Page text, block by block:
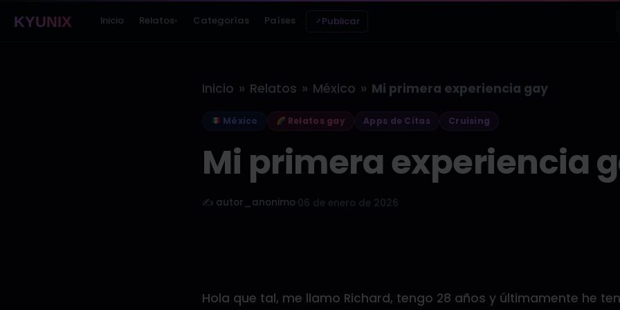
KYUNIX Inicio Relatos▾ Categorías Países Publicar
Inicio » Relatos » México » Mi primera experiencia gay
México Relatos gay Apps de Citas Cruising
Mi primera experiencia
✍️ autor_anonimo 06 de enero de 2026
Hola que tal, me llamo Richard, tengo 28 años y últimamente he